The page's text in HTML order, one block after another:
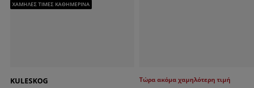
ΧΑΜΗΛΕΣ ΤΙΜΕΣ ΚΑΘΗΜΕΡΙΝΑ
KULESKOG
Τώρα ακόμα χαμηλότερη τιμή